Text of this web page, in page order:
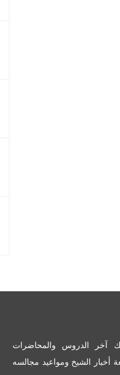
آخر الدروس والمحاضرات
أخبار الشيخ ومواعيد مجالسه